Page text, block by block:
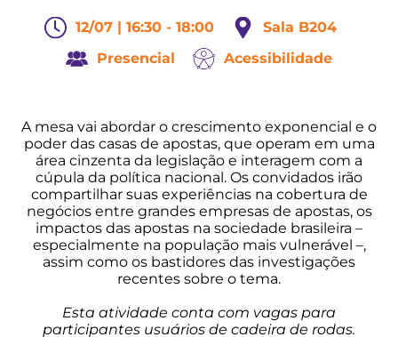
12/07 | 16:30 - 18:00
Sala B204
Presencial
Acessibilidade
A mesa vai abordar o crescimento exponencial e o
poder das casas de apostas, que operam em uma
área cinzenta da legislação e interagem com a
cúpula da política nacional. Os convidados irão
compartilhar suas experiências na cobertura de
negócios entre grandes empresas de apostas, os
impactos das apostas na sociedade brasileira –
especialmente na população mais vulnerável –,
assim como os bastidores das investigações
recentes sobre o tema.
Esta atividade conta com vagas para
participantes usuários de cadeira de rodas.